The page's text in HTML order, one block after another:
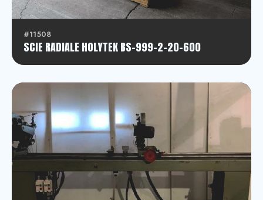
#11508
SCIE RADIALE HOLYTEK BS-999-2-20-600